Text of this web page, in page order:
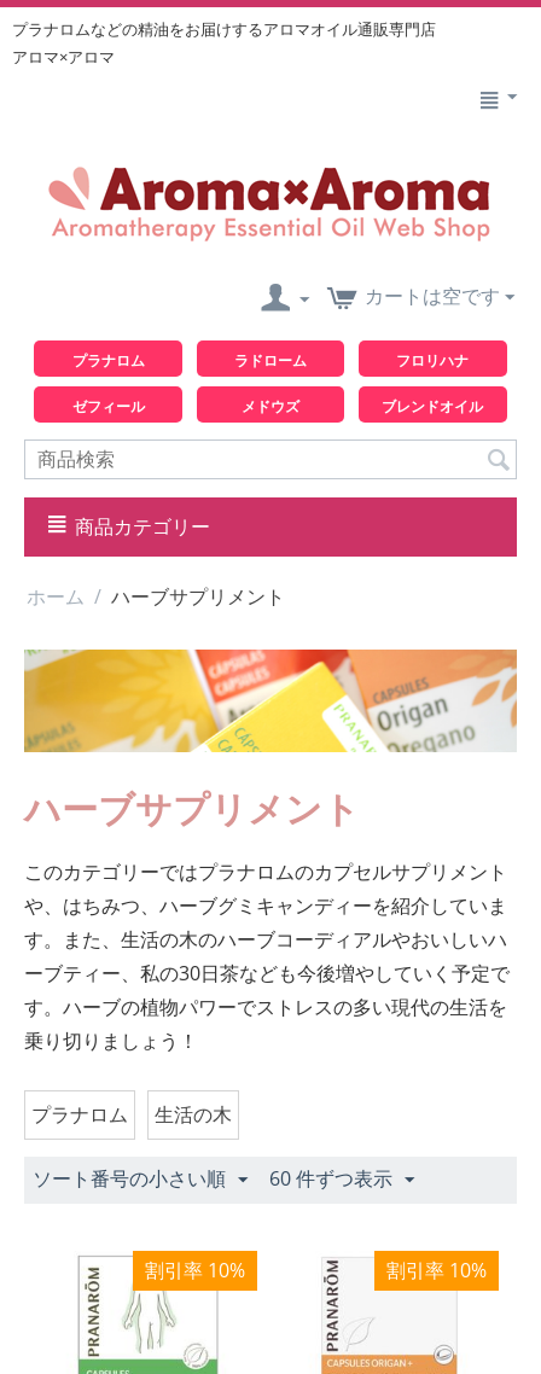
プラナロムなどの精油をお届けするアロマオイル通販専門店
アロマ×アロマ
カートは空です
プラナロム ラドローム フロリハナ
ゼフィール メドウズ ブレンドオイル
商品カテゴリー
ホーム / ハーブサプリメント
ハーブサプリメント
このカテゴリーではプラナロムのカプセルサプリメント
や、はちみつ、ハーブグミキャンディーを紹介していま
す。また、生活の木のハーブコーディアルやおいしいハ
ーブティー、私の30日茶なども今後増やしていく予定で
す。ハーブの植物パワーでストレスの多い現代の生活を
乗り切りましょう！
プラナロム 生活の木
ソート番号の小さい順 60 件ずつ表示
割引率 10% 割引率 10%